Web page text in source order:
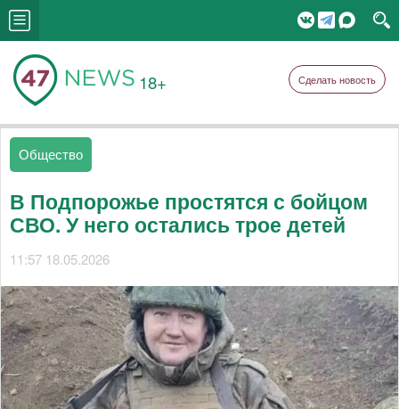
18+ Сделать новость
Общество
В Подпорожье простятся с бойцом
СВО. У него остались трое детей
11:57 18.05.2026